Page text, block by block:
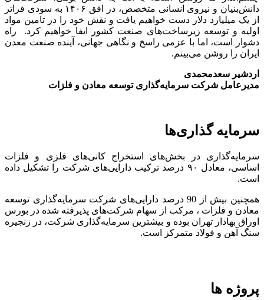
دانش‌بنیان و نیروی انسانی متخصص، در افق ۱۴۰۶ به سودی فراتر
از یک میلیارد دلار دست خواهیم یافت و نقش خود را در تامین مواد
اولیه و توسعه زیرساخت‌های صنعت کشور ایفا خواهیم کرد. راه
دشوار است، اما با عزمی راسخ و نگاهی جهانی، آینده صنعت معدن
ایران را روشن می‌بینم.
اردشیر سعدمحمدی
مدیرعامل شرکت سرمایه‌گذاری توسعه معادن و فلزات
سرمایه گذاری‌ها
سرمایه‌گذاری در بخش‌های استخراج کانی‌های فلزی و فلزات
اساسی، معادل ۹۰ درصد ترکیب دارایی‌های شرکت را تشکیل داده
است.
همچنین بیش از 90 درصد دارایی‌های شرکت سرمایه‌گذاری توسعه
معادن و فلزات ، مرکب از سهام شرکت‌های پذیرفته شده در بورس
اوراق بهادار تهران بوده و بیشترین سرمایه‌گذاری شرکت، در زنجیره
سنگ آهن و فولاد متمرکز است.
پروژه ها